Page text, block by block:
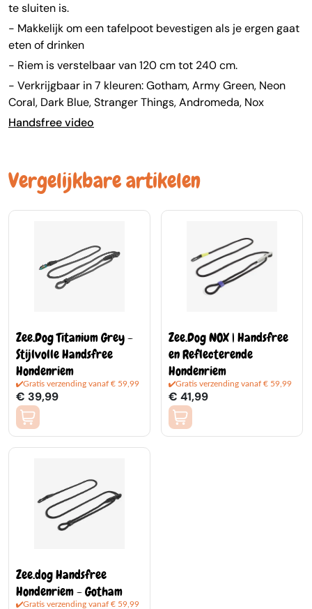
te sluiten is.
- Makkelijk om een tafelpoot bevestigen als je ergen gaat
eten of drinken
- Riem is verstelbaar van 120 cm tot 240 cm.
- Verkrijgbaar in 7 kleuren: Gotham, Army Green, Neon
Coral, Dark Blue, Stranger Things, Andromeda, Nox
Handsfree video
Vergelijkbare artikelen
Zee.Dog Titanium Grey -
Stijlvolle Handsfree
Hondenriem
Gratis verzending vanaf € 59,99
€ 39,99
Zee.Dog NOX | Handsfree
en Reflecterende
Hondenriem
Gratis verzending vanaf € 59,99
€ 41,99
Zee.dog Handsfree
Hondenriem - Gotham
Gratis verzending vanaf € 59,99